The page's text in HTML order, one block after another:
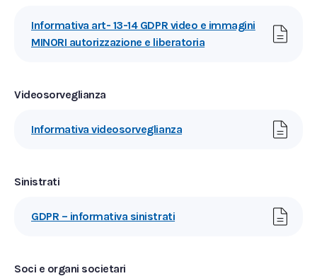
Informativa art- 13-14 GDPR video e immagini
MINORI autorizzazione e liberatoria
Videosorveglianza
Informativa videosorveglianza
Sinistrati
GDPR – informativa sinistrati
Soci e organi societari